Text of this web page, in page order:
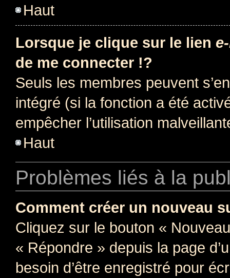
Haut
Lorsque je clique sur le lien
de me connecter !?
Seuls les membres peuvent
intégré (si la fonction a été
empêcher l’utilisation
Haut
Problèmes liés à la
Comment créer un nouveau
Cliquez sur le bouton «
« Répondre » depuis la page
besoin d’être enregistré pour